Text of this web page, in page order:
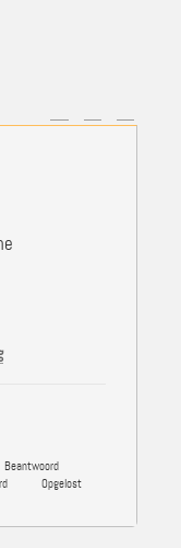
Beantwoord
Opgelost